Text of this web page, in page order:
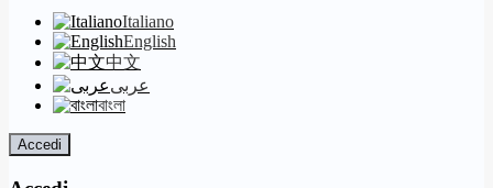
Italiano
English
中文
عربى
বাংলা
Accedi